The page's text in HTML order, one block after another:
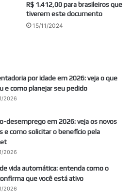
R$ 1.412,00 para brasileiros que
tiverem este documento
15/11/2024
por idade em 2026: veja o que
e como planejar seu pedido
2026
desemprego em 2026: veja os novos
e como solicitar o benefício pela
2026
vida automática: entenda como o
que você está ativo
2026